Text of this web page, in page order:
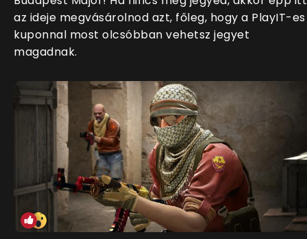
az ideje megvásárolnod azt, főleg, hogy a PlayIT-es
kuponnal most olcsóbban vehetsz jegyet
magadnak.